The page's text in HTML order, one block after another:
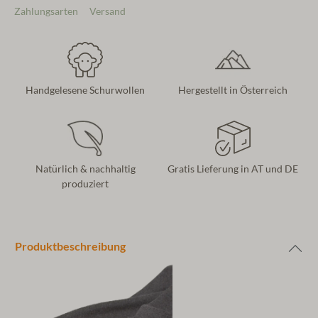
Zahlungsarten Versand
Handgelesene Schurwollen Hergestellt in Österreich
Natürlich & nachhaltig
produziert
Gratis Lieferung in AT und DE
Produktbeschreibung